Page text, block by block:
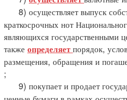
8) осуществляет выпуск
краткосрочных нот
являющихся государственными
также определяетпорядок,
размещения, обращения и
;
9) покупает и продает